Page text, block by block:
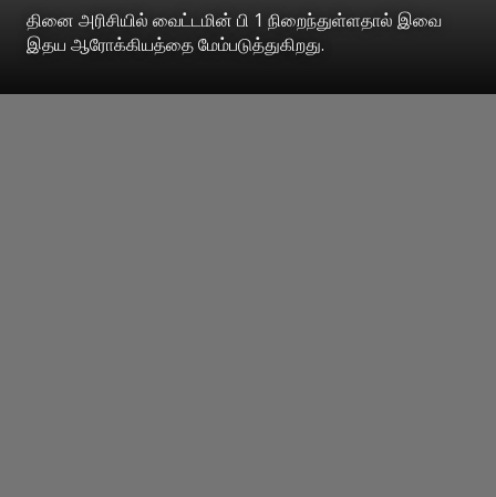
தினை அரிசியில் வைட்டமின் பி 1 நிறைந்துள்ளதால் இவை
இதய ஆரோக்கியத்தை மேம்படுத்துகிறது.